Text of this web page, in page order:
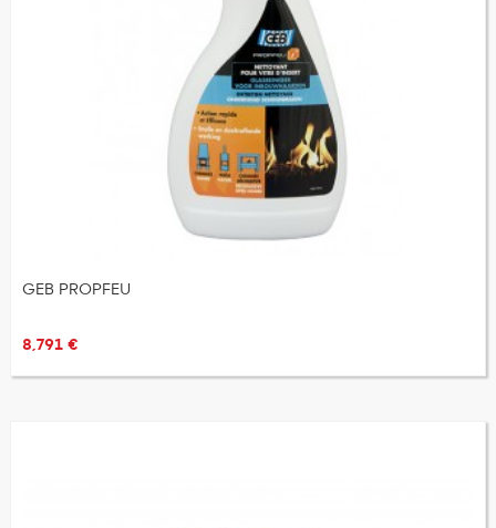
GEB PROPFEU
8,791 €